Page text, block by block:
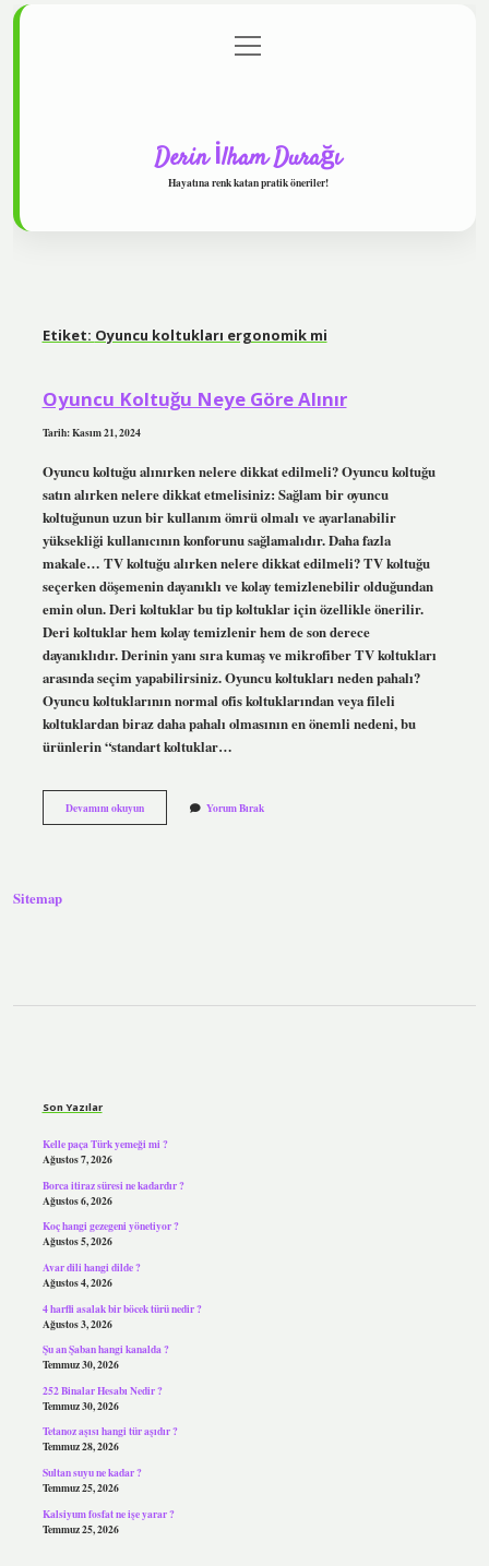
Gizlilik Politikası
menüyü
aç
Derin İlham Durağı
Hayatına renk katan pratik öneriler!
Etiket: Oyuncu koltukları ergonomik mi
Oyuncu Koltuğu Neye Göre Alınır
Tarih: Kasım 21, 2024
Oyuncu koltuğu alınırken nelere dikkat edilmeli? Oyuncu koltuğu
satın alırken nelere dikkat etmelisiniz: Sağlam bir oyuncu
koltuğunun uzun bir kullanım ömrü olmalı ve ayarlanabilir
yüksekliği kullanıcının konforunu sağlamalıdır. Daha fazla
makale… TV koltuğu alırken nelere dikkat edilmeli? TV koltuğu
seçerken döşemenin dayanıklı ve kolay temizlenebilir olduğundan
emin olun. Deri koltuklar bu tip koltuklar için özellikle önerilir.
Deri koltuklar hem kolay temizlenir hem de son derece
dayanıklıdır. Derinin yanı sıra kumaş ve mikrofiber TV koltukları
arasında seçim yapabilirsiniz. Oyuncu koltukları neden pahalı?
Oyuncu koltuklarının normal ofis koltuklarından veya fileli
koltuklardan biraz daha pahalı olmasının en önemli nedeni, bu
ürünlerin “standart koltuklar…
Devamını okuyunOyuncu
Koltuğu
Yorum Bırak
Sitemap
Son Yazılar
Kelle paça Türk yemeği mi ?
Ağustos 7, 2026
Borca itiraz süresi ne kadardır ?
Ağustos 6, 2026
Koç hangi gezegeni yönetiyor ?
Ağustos 5, 2026
Avar dili hangi dilde ?
Ağustos 4, 2026
4 harfli asalak bir böcek türü nedir ?
Ağustos 3, 2026
Şu an Şaban hangi kanalda ?
Temmuz 30, 2026
252 Binalar Hesabı Nedir ?
Temmuz 30, 2026
Tetanoz aşısı hangi tür aşıdır ?
Temmuz 28, 2026
Sultan suyu ne kadar ?
Temmuz 25, 2026
Kalsiyum fosfat ne işe yarar ?
Temmuz 25, 2026